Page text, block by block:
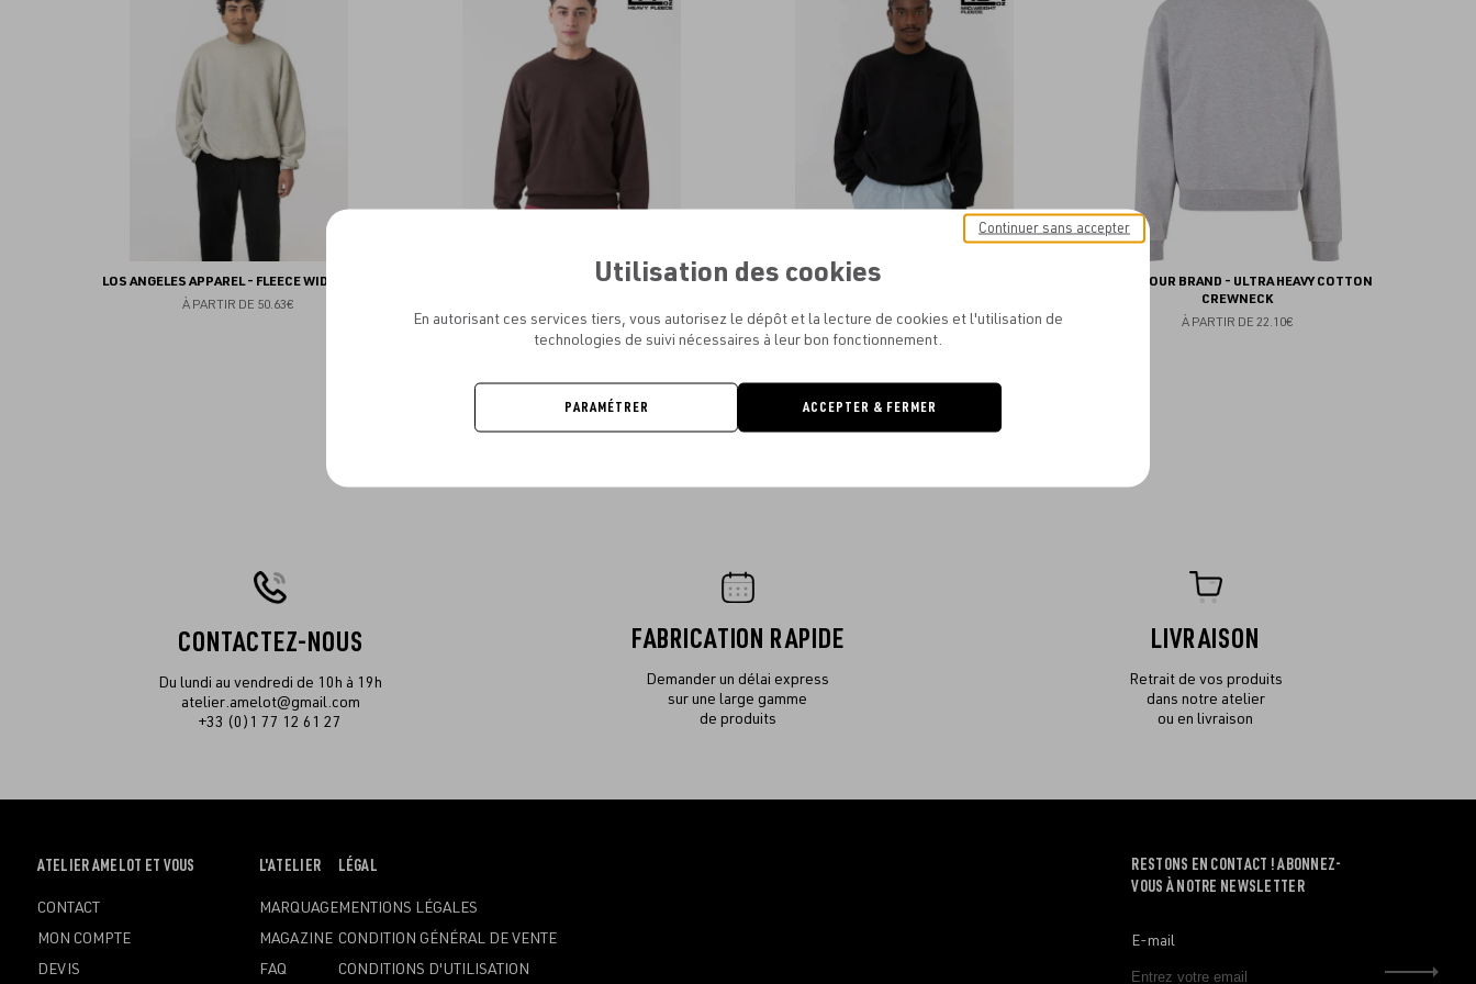
LOS ANGELES APPAREL - FLEECE WIDE CREW
À PARTIR DE 50.63€
LOS ANGELES APPAREL - HEAVY FLEECE PO
À PARTIR DE 59.04€
LOS ANGELES APPAREL - FLEECE WIDE CREW
BUILD YOUR BRAND - ULTRA HEAVY COTTON
CREWNECK
À PARTIR DE 22.10€
CONTACTEZ-NOUS
Du lundi au vendredi de 10h à 19h
atelier.amelot@gmail.com
+33 (0)1 77 12 61 27
FABRICATION RAPIDE
Demander un délai express
sur une large gamme
de produits
LIVRAISON
Retrait de vos produits
dans notre atelier
ou en livraison
OUVRIR
MENU
ATELIER AMELOT ET VOUS
CONTACT
MON COMPTE
DEVIS
OUVRIR
MENU
L'ATELIER
MARQUAGE
MAGAZINE
FAQ
OUVRIR
MENU
LÉGAL
MENTIONS LÉGALES
CONDITION GÉNÉRAL DE VENTE
CONDITIONS D'UTILISATION
RESTONS EN CONTACT ! ABONNEZ-
VOUS À NOTRE NEWSLETTER
E-mail
Utilisation des cookies
En autorisant ces services tiers, vous autorisez le dépôt et la lecture de cookies et l'utilisation de
technologies de suivi nécessaires à leur bon fonctionnement.
Continuer sans accepter
PARAMÉTRER ACCEPTER & FERMER